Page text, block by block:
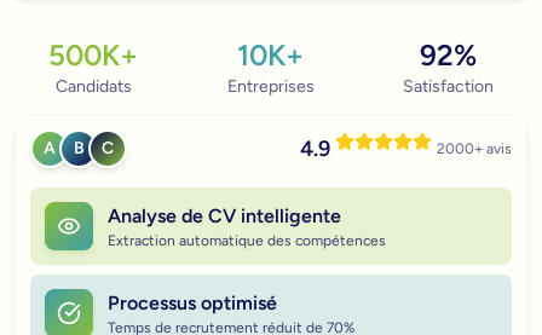
500K+
Candidats
10K+
Entreprises
92%
Satisfaction
A B C 4.9 2000+ avis
Analyse de CV intelligente
Extraction automatique des compétences
Processus optimisé
Temps de recrutement réduit de 70%